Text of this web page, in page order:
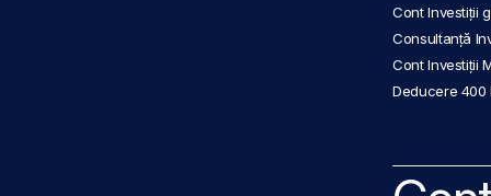
Cont Investiții
Consultanță
Cont Investiții
Deducere 400